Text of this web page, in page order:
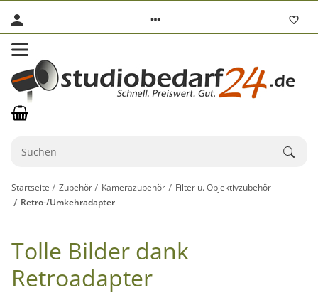
Startseite Zubehör Kamerazubehör
Filter u. Objektivzubehör
Retro-/Umkehradapter
Tolle Bilder dank
Retroadapter